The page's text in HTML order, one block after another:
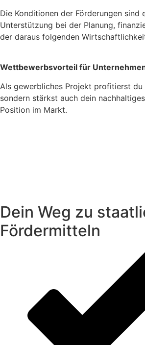
Die Konditionen der Förderungen sind
Unterstützung bei der Planung,
der daraus folgenden
Wettbewerbsvorteil für
Als gewerbliches Projekt profitierst du
sondern stärkst auch dein
Position im Markt.
Dein Weg zu
Fördermitteln